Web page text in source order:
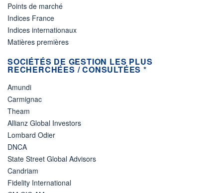
Points de marché
Indices France
Indices internationaux
Matières premières
SOCIÉTÉS DE GESTION LES PLUS
RECHERCHÉES / CONSULTÉES *
Amundi
Carmignac
Theam
Allianz Global Investors
Lombard Odier
DNCA
State Street Global Advisors
Candriam
Fidelity International